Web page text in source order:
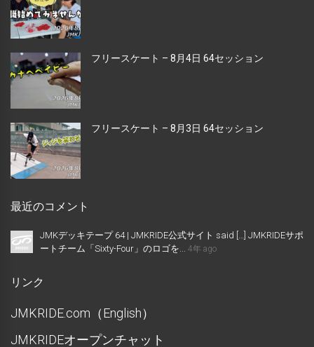
フリースケート – 8月4日 64セッション
フリースケート – 8月3日 64セッション
最近のコメント
JMKデッキテープ 64 | JMKRIDE公式サイト said […] JMKRIDEサポ
ートチーム「Sixty-Four」のロゴを...
4年 ago
リンク
JMKRIDE.com（English）
JMKRIDEオープンチャット